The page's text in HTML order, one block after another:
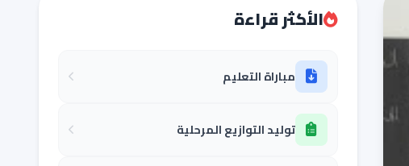
الأكثر قراءة
مباراة التعليم
توليد التوازيع المرحلية